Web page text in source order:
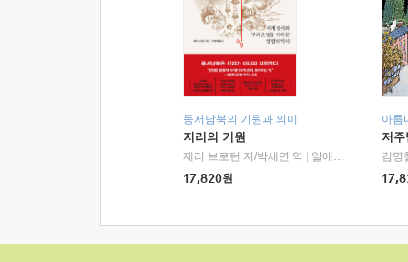
동서남북의 기원과 의미
지리의 기원
제리 브로턴 저/박세연 역
알에이치코리아(RHK)
17,820원
아름
저
김명